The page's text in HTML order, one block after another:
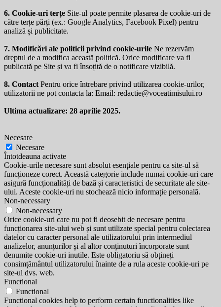
6. Cookie-uri terțe Site-ul poate permite plasarea de cookie-uri de
către terțe părți (ex.: Google Analytics, Facebook Pixel) pentru
analiză și publicitate.
7. Modificări ale politicii privind cookie-urile Ne rezervăm
dreptul de a modifica această politică. Orice modificare va fi
publicată pe Site și va fi însoțită de o notificare vizibilă.
8. Contact Pentru orice întrebare privind utilizarea cookie-urilor,
utilizatorii ne pot contacta la: Email: redactie@voceatimisului.ro
Ultima actualizare: 28 aprilie 2025.
Necesare
Necesare
Întotdeauna activate
Cookie-urile necesare sunt absolut esențiale pentru ca site-ul să
funcționeze corect. Această categorie include numai cookie-uri care
asigură funcționalități de bază și caracteristici de securitate ale site-
ului. Aceste cookie-uri nu stochează nicio informație personală.
Non-necessary
Non-necessary
Orice cookie-uri care nu pot fi deosebit de necesare pentru
funcționarea site-ului web și sunt utilizate special pentru colectarea
datelor cu caracter personal ale utilizatorului prin intermediul
analizelor, anunțurilor și al altor conținuturi încorporate sunt
denumite cookie-uri inutile. Este obligatoriu să obțineți
consimțământul utilizatorului înainte de a rula aceste cookie-uri pe
site-ul dvs. web.
Functional
Functional
Functional cookies help to perform certain functionalities like